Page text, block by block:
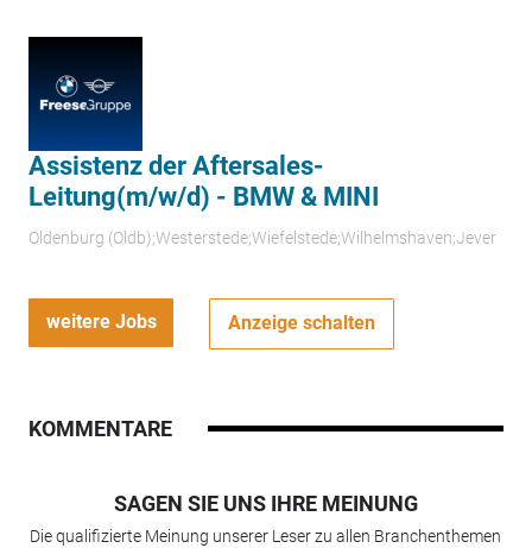
Assistenz der Aftersales-
Leitung(m/w/d) - BMW & MINI
Oldenburg (Oldb);Westerstede;Wiefelstede;Wilhelmshaven;Jever
weitere Jobs Anzeige schalten
KOMMENTARE
SAGEN SIE UNS IHRE MEINUNG
Die qualifizierte Meinung unserer Leser zu allen Branchenthemen